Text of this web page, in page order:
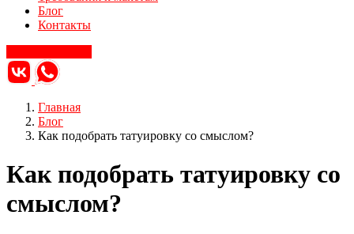
Блог
Контакты
Главная
Блог
Как подобрать татуировку со смыслом?
Как подобрать татуировку со
смыслом?